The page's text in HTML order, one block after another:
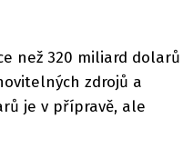
než 320 miliard dolarů
zdrojů a
je v přípravě, ale